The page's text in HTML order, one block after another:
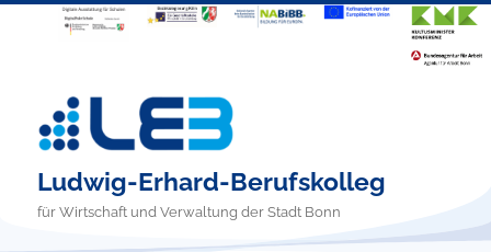
Ludwig-Erhard-Berufskolleg
für Wirtschaft und Verwaltung der Stadt Bonn